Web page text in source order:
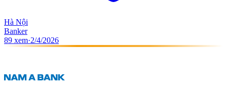
Hà Nội
Banker
89 xem·2/4/2026